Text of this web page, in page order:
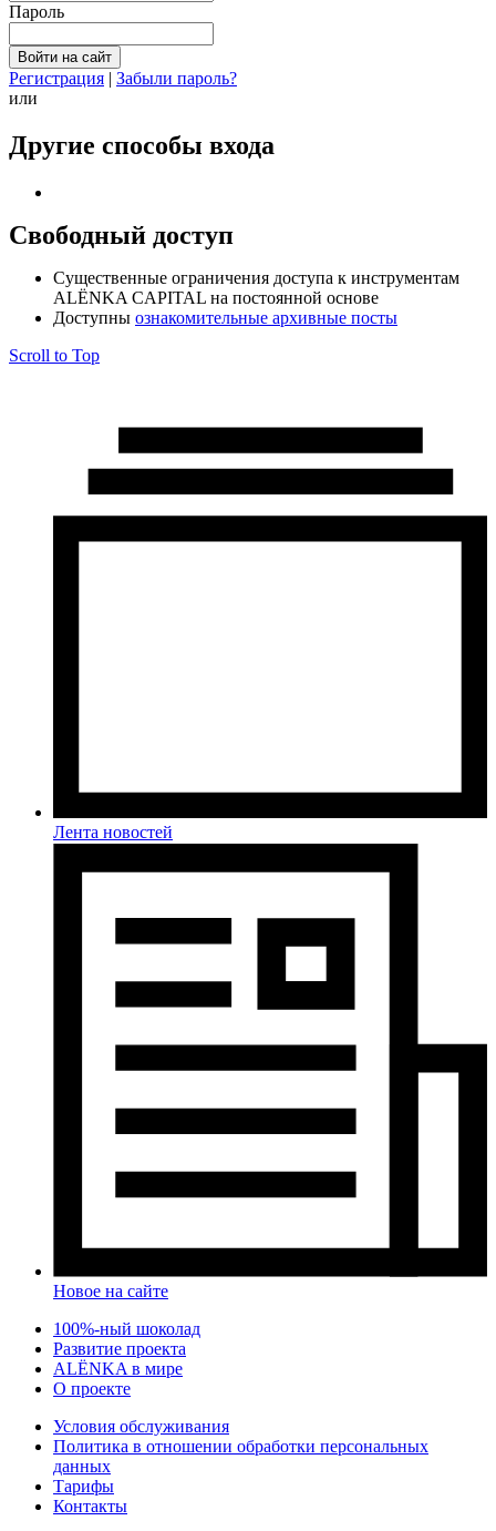
Пароль
Регистрация | Забыли пароль?
или
Другие способы входа
Свободный доступ
Cущественные ограничения доступа к инструментам
ALЁNKA CAPITAL на постоянной основе
Доступны ознакомительные архивные посты
Scroll to Top
Лента новостей
Новое на сайте
100%-ный шоколад
Развитие проекта
ALЁNKA в мире
О проекте
Условия обслуживания
Политика в отношении обработки персональных
данных
Тарифы
Контакты